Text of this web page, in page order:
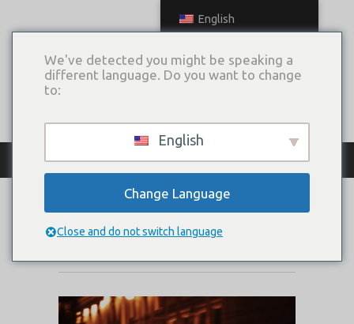
КАТАЛОГ ПЛАТЬЕВ
CAPE PRAGUE
English
We've detected you might be speaking a
different language. Do you want to change
to:
English
Change Language
Close and do not switch language